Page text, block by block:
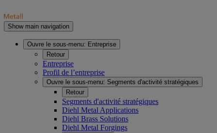
Show main navigation
Ouvre le sous-menu: Entreprise
Retour
Entreprise
Profil de l’entreprise
Ouvre le sous-menu: Segments d'activité stratégiques
Retour
Segments d'activité stratégiques
Diehl Metal Applications
Diehl Brass Solutions
Diehl Metal Forgings